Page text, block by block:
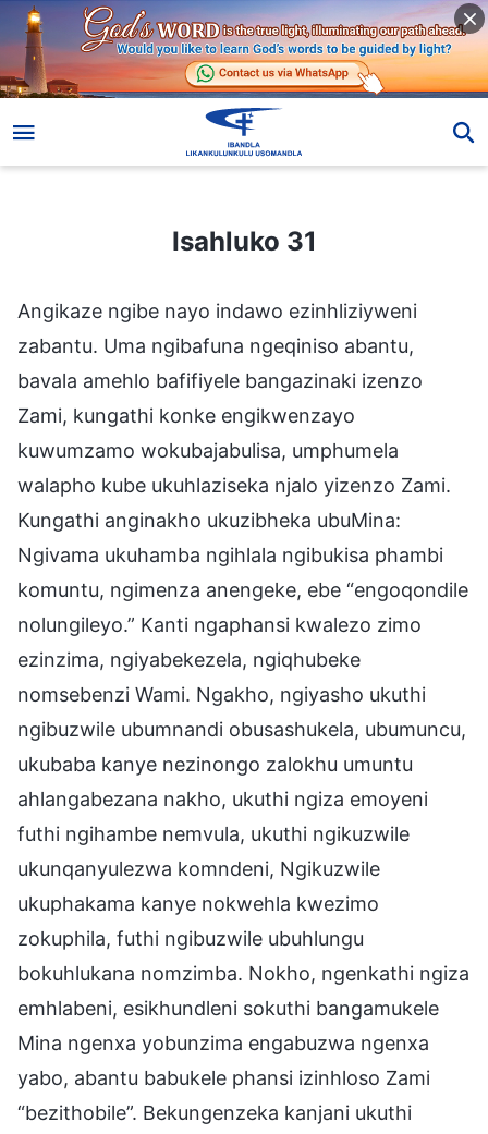
Isahluko 31
Angikaze ngibe nayo indawo ezinhliziyweni
zabantu. Uma ngibafuna ngeqiniso abantu,
bavala amehlo bafifiyele bangazinaki izenzo
Zami, kungathi konke engikwenzayo
kuwumzamo wokubajabulisa, umphumela
walapho kube ukuhlaziseka njalo yizenzo Zami.
Kungathi anginakho ukuzibheka ubuMina:
Ngivama ukuhamba ngihlala ngibukisa phambi
komuntu, ngimenza anengeke, ebe “engoqondile
nolungileyo.” Kanti ngaphansi kwalezo zimo
ezinzima, ngiyabekezela, ngiqhubeke
nomsebenzi Wami. Ngakho, ngiyasho ukuthi
ngibuzwile ubumnandi obusashukela, ubumuncu,
ukubaba kanye nezinongo zalokhu umuntu
ahlangabezana nakho, ukuthi ngiza emoyeni
futhi ngihambe nemvula, ukuthi ngikuzwile
ukunqanyulezwa komndeni, Ngikuzwile
ukuphakama kanye nokwehla kwezimo
zokuphila, futhi ngibuzwile ubuhlungu
bokuhlukana nomzimba. Nokho, ngenkathi ngiza
emhlabeni, esikhundleni sokuthi bangamukele
Mina ngenxa yobunzima engabuzwa ngenxa
yabo, abantu babukele phansi izinhloso Zami
“bezithobile”. Bekungenzeka kanjani ukuthi